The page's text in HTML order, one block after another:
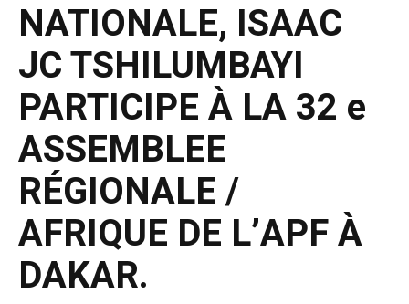
NATIONALE, ISAAC
JC TSHILUMBAYI
PARTICIPE À LA 32 e
ASSEMBLEE
RÉGIONALE /
AFRIQUE DE L’APF À
DAKAR.